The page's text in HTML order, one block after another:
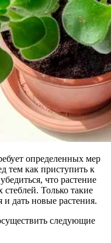
определенных мер
тем как приступить к
что растение
Только такие
дать новые растения.
следующие